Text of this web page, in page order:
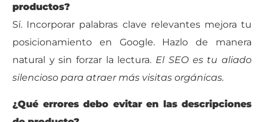
productos?
Sí. Incorporar palabras clave relevantes mejora tu
posicionamiento en Google. Hazlo de manera
natural y sin forzar la lectura. El SEO es tu aliado
silencioso para atraer más visitas orgánicas.
¿Qué errores debo evitar en las descripciones